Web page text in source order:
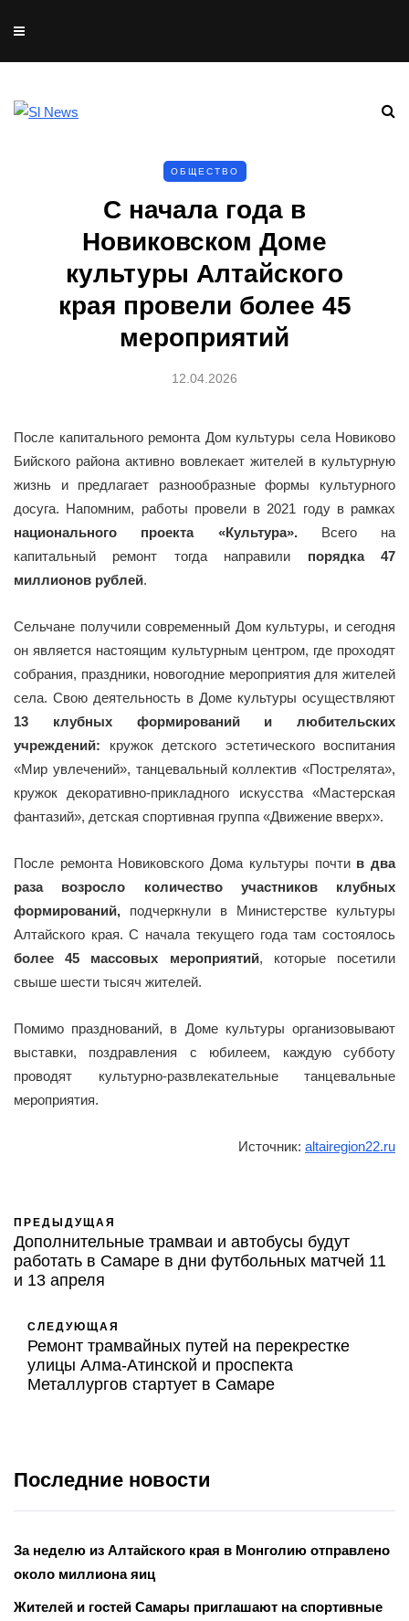
ОБЩЕСТВО
С начала года в
Новиковском Доме
культуры Алтайского
края провели более 45
мероприятий
12.04.2026
После капитального ремонта Дом культуры села Новиково
Бийского района активно вовлекает жителей в культурную
жизнь и предлагает разнообразные формы культурного
досуга. Напомним, работы провели в 2021 году в рамках
национального проекта «Культура».Всего на
капитальный ремонт тогда направили порядка 47
миллионов рублей.
Сельчане получили современный Дом культуры, и сегодня
он является настоящим культурным центром, где проходят
собрания, праздники, новогодние мероприятия для жителей
села. Свою деятельность в Доме культуры осуществляют
13 клубных формирований и любительских
учреждений: кружок детского эстетического воспитания
«Мир увлечений», танцевальный коллектив «Пострелята»,
кружок декоративно-прикладного искусства «Мастерская
фантазий», детская спортивная группа «Движение вверх».
После ремонта Новиковского Дома культуры почти в два
раза возросло количество участников клубных
формирований, подчеркнули в Министерстве культуры
Алтайского края. С начала текущего года там состоялось
более 45 массовых мероприятий, которые посетили
свыше шести тысяч жителей.
Помимо празднований, в Доме культуры организовывают
выставки, поздравления с юбилеем, каждую субботу
проводят культурно-развлекательные танцевальные
мероприятия.
Источник: altairegion22.ru
ПРЕДЫДУЩАЯ
Дополнительные трамваи и автобусы будут
работать в Самаре в дни футбольных матчей 11
и 13 апреля
СЛЕДУЮЩАЯ
Ремонт трамвайных путей на перекрестке
улицы Алма-Атинской и проспекта
Металлургов стартует в Самаре
Последние новости
За неделю из Алтайского края в Монголию отправлено
около миллиона яиц
Жителей и гостей Самары приглашают на спортивные